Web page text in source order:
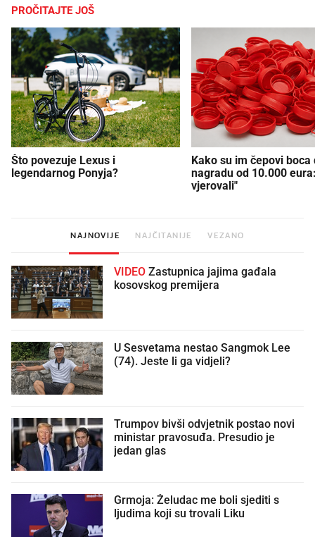
PROČITAJTE JOŠ
Što povezuje Lexus i
legendarnog Ponyja?
Kako su im čepovi boca
nagradu od 10.000
vjerovali"
NAJNOVIJE NAJČITANIJE VEZANO
VIDEO
kosovskog premijera
U Sesvetama nestao Sangmok Lee
(74). Jeste li ga vidjeli?
Trumpov bivši odvjetnik postao novi
ministar pravosuđa. Presudio je
jedan glas
Grmoja: Želudac me boli sjediti s
ljudima koji su trovali Liku